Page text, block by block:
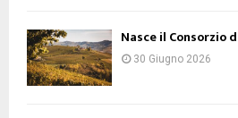
Nasce il Consorzio
30 Giugno 2026